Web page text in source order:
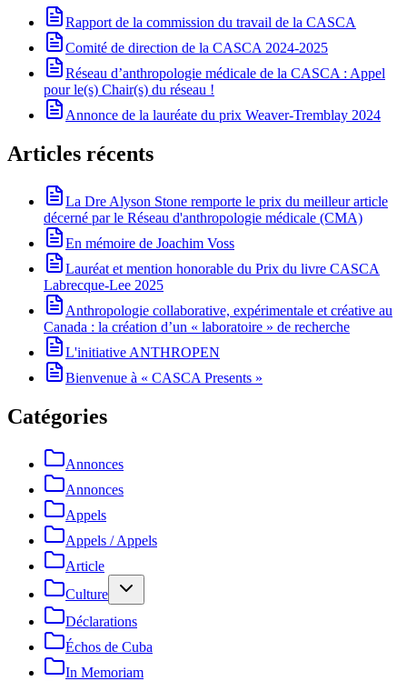
Rapport de la commission du travail de la CASCA
Comité de direction de la CASCA 2024-2025
Réseau d’anthropologie médicale de la CASCA : Appel
pour le(s) Chair(s) du réseau !
Annonce de la lauréate du prix Weaver-Tremblay 2024
Articles récents
La Dre Alyson Stone remporte le prix du meilleur article
décerné par le Réseau d'anthropologie médicale (CMA)
En mémoire de Joachim Voss
Lauréat et mention honorable du Prix du livre CASCA
Labrecque-Lee 2025
Anthropologie collaborative, expérimentale et créative au
Canada : la création d’un « laboratoire » de recherche
L'initiative ANTHROPEN
Bienvenue à « CASCA Presents »
Catégories
Annonces
Annonces
Appels
Appels / Appels
Article
Culture
Déclarations
Échos de Cuba
In Memoriam